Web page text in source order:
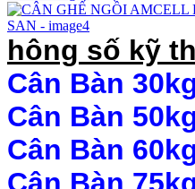
hông số kỹ
Cân Bàn
Cân Bàn
Cân Bàn
Cân Bàn